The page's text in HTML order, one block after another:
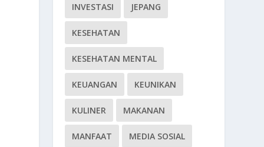
INVESTASI JEPANG
KESEHATAN
KESEHATAN MENTAL
KEUANGAN KEUNIKAN
KULINER MAKANAN
MANFAAT MEDIA SOSIAL